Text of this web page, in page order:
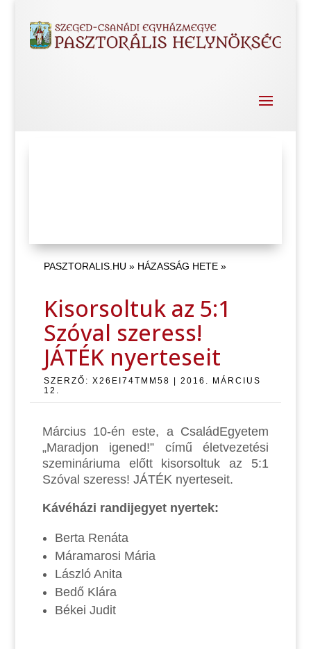
PASZTORALIS.HU » HÁZASSÁG HETE»
Kisorsoltuk az 5:1
Szóval szeress!
JÁTÉK nyerteseit
SZERZŐ: X26EI74TMM58 | 2016. MÁRCIUS
12.
Március 10-én este, a CsaládEgyetem
„Maradjon igened!” című életvezetési
szemináriuma előtt kisorsoltuk az 5:1
Szóval szeress! JÁTÉK nyerteseit.
Kávéházi randijegyet nyertek:
Berta Renáta
Máramarosi Mária
László Anita
Bedő Klára
Békei Judit